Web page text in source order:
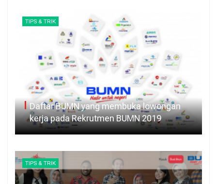
TIPS & TRIK
Daftar BUMN yang membuka lowongan
kerja pada Rekrutmen BUMN 2019
TIPS & TRIK